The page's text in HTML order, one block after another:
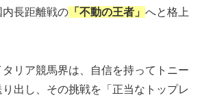
長距離戦の 「不動の王者」 へと格上
リア競馬界は、自信を持ってトニー
出し、その挑戦を「正当なトップレ